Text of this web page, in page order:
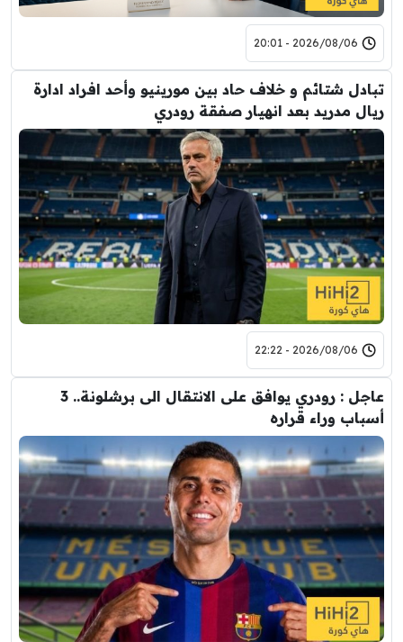
2026/08/06 - 20:01
تبادل شتائم و خلاف حاد بين مورينيو وأحد افراد ادارة
ريال مدريد بعد انهيار صفقة رودري
2026/08/06 - 22:22
عاجل : رودري يوافق على الانتقال الى برشلونة.. 3
أسباب وراء قراره